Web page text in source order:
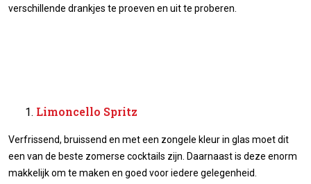
verschillende drankjes te proeven en uit te proberen.
Limoncello Spritz
Verfrissend, bruissend en met een zongele kleur in glas moet dit
een van de beste zomerse cocktails zijn. Daarnaast is deze enorm
makkelijk om te maken en goed voor iedere gelegenheid.